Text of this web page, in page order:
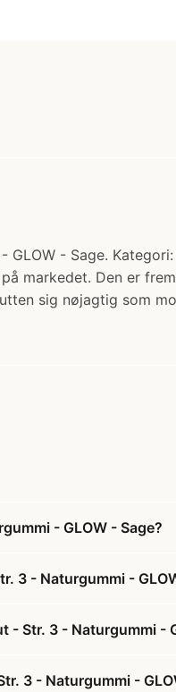
GLOW - Sage.
markedet. Den er
sig nøjagtig som
- GLOW - Sage?
3 - Naturgummi -
- Str. 3 - Naturgummi -
3 - Naturgummi -